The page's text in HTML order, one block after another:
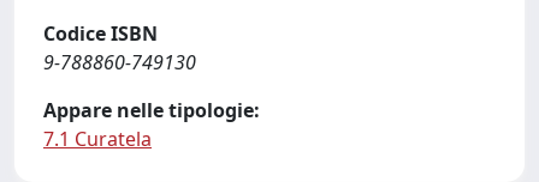
Codice ISBN
9-788860-749130
Appare nelle tipologie:
7.1 Curatela